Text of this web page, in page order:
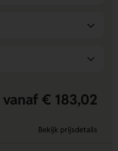
vanaf € 183,02
Bekijk prijsdetails